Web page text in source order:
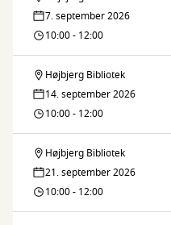
Digital
Café
7. september 2026
10:00 - 12:00
Digital
Café
Højbjerg Bibliotek
14. september 2026
10:00 - 12:00
Digital
Café
Højbjerg Bibliotek
21. september 2026
10:00 - 12:00